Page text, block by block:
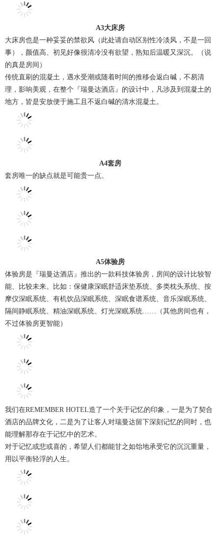
A3大床房
大床房也是一种妥妥的禁欲风（此处请自动区别性冷淡风，不是一回
事），颜值高、初见好像很清冷没有欲望，熟知后温暖又深沉。（说
的真是房间）
传统直刷的混凝土，遇水受潮或随着时间的推移会返白碱，不易清
理，影响美观，在整个『瑞曼达酒店』的设计中，凡涉及到混凝土的
地方，皆是安放便于施工且不返白碱的清水混凝土。
A4套房
套房唯一的缺点就是可能贵一点。
A5体验房
体验房是『瑞曼达酒店』推出的一款科技体验房，房间的设计比较智
能、比较未来。比如：保健康深眠舒适床垫系统、多类枕头系统、按
摩仪深眠系统、有机饮品深眠系统、深眠食谱系统、音乐深眠系统、
隔间静眠系统、精油深眠系统、灯光深眠系统……（其他房间也有，
不过体验房更智能）
我们在REMEMBER HOTEL造了一个关于记忆的印象，一是为了契合
酒店的品牌文化，二是为了让客人对瑞曼达留下深刻记忆的同时，也
能理解那存在于记忆中的艺术。
对于记忆或悲或喜的，希望人们都能甘之如饴地承受它的沉沉重量，
用以平衡轻浮的人生。